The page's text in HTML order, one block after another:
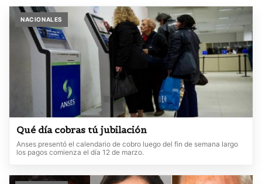
NACIONALES
Qué día cobras tú jubilación
Anses presentó el calendario de cobro luego del fin de semana largo
los pagos comienza el día 12 de marzo.